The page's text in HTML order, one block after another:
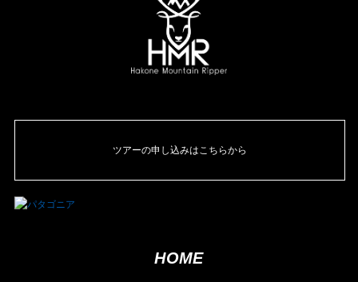
ツアーの申し込みはこちらから
HOME